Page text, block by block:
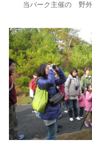
当パーク主催の 野